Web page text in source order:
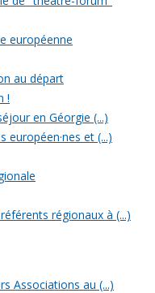
européenne
au départ
!
en Géorgie (...)
et (...)
régionaux à (...)
Associations au (...)